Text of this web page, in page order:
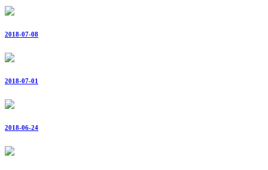
2018-07-08
2018-07-01
2018-06-24